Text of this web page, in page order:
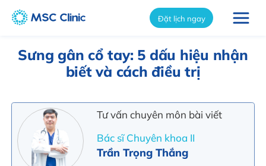
Đặt lịch ngay
Sưng gân cổ tay: 5 dấu hiệu nhận
biết và cách điều trị
Tư vấn chuyên môn bài viết
Bác sĩ Chuyên khoa II
Trần Trọng Thắng